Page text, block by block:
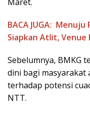
BACA JUGA: Menuju
Siapkan Atlit,
Sebelumnya, BMKG
dini bagi masyarakat
terhadap potensi
NTT.